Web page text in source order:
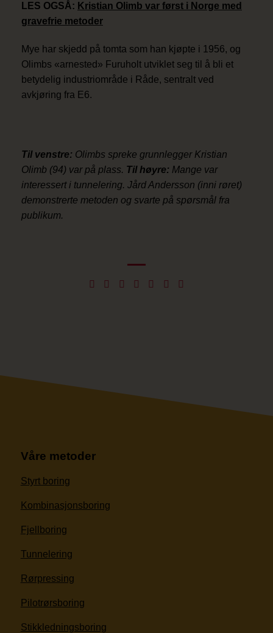
LES OGSÅ: Kristian Olimb var først i Norge med
gravefrie metoder
Mye har skjedd på tomta som han kjøpte i 1956, og
Olimbs «arnested» Furuholt utviklet seg til å bli et
betydelig industriområde i Råde, sentralt ved
avkjøring fra E6.
Til venstre: Olimbs spreke grunnlegger Kristian
Olimb (94) var på plass. Til høyre: Mange var
interessert i tunnelering. Jård Andersson (inni røret)
demonstrerte metoden og svarte på spørsmål fra
publikum.
Våre metoder
Styrt boring
Kombinasjonsboring
Fjellboring
Tunnelering
Rørpressing
Pilotrørsboring
Stikkledningsboring